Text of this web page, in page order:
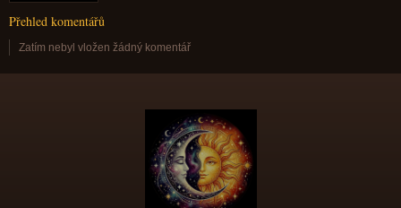
Přehled komentářů
Zatím nebyl vložen žádný komentář